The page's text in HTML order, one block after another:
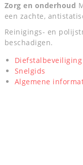
Zorg en onderhoud
een zachte,
Reinigings- en
beschadigen.
Diefstalbeveiliging
Snelgids
Algemene